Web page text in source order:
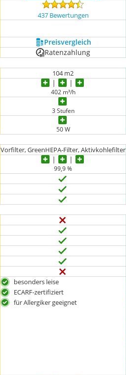
437 Bewertungen
Preis­vergleich
Ratenzahlung
104 m2
402 m³/h
3 Stufen
50 W
Vorfilter, GreenHEPA-Filter, Aktivkohlefilter
99,9 %
besonders leise
ECARF-zertifiziert
für Allergiker geeignet